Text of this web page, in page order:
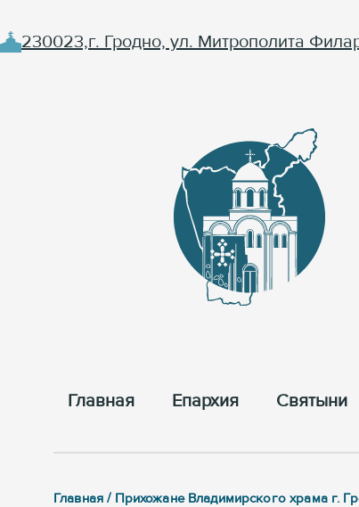
230023,г. Гродно, ул. Митрополита
Главная Епархия Cвятыни
Главная / Прихожане Владимирского храма г.